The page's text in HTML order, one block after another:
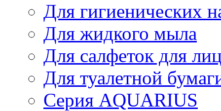
Для гигиенических
Для жидкого мыла
Для салфеток для
Для туалетной
Серия AQUARIUS